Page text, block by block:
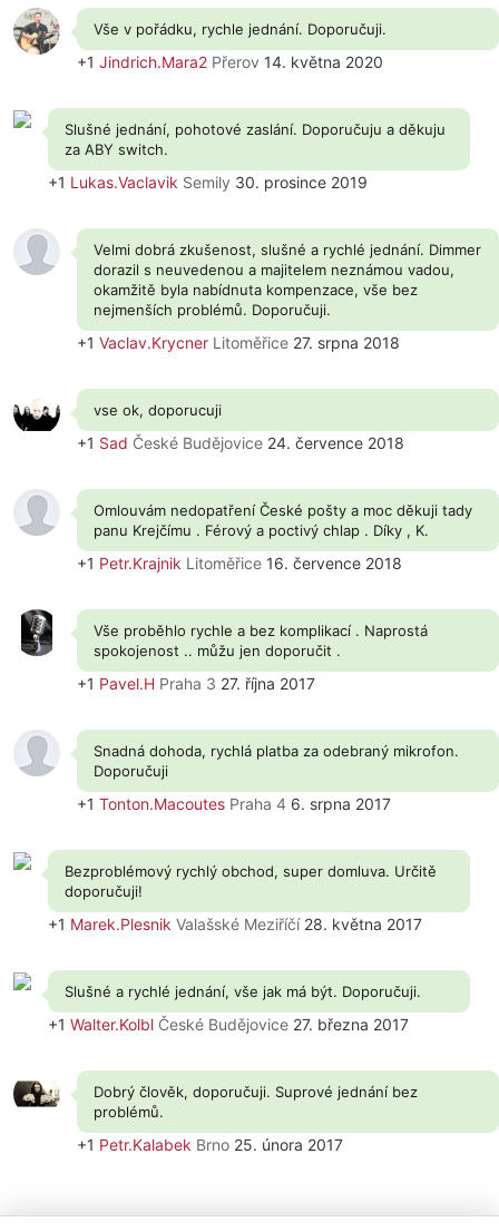
Vše v pořádku, rychle jednání. Doporučuji.
+1 Jindrich.Mara2 Přerov 14. května 2020
Slušné jednání, pohotové zaslání. Doporučuju a děkuju
za ABY switch.
+1 Lukas.Vaclavik Semily 30. prosince 2019
Velmi dobrá zkušenost, slušné a rychlé jednání. Dimmer
dorazil s neuvedenou a majitelem neznámou vadou,
okamžitě byla nabídnuta kompenzace, vše bez
nejmenších problémů. Doporučuji.
+1 Vaclav.Krycner Litoměřice 27. srpna 2018
vse ok, doporucuji
+1 Sad České Budějovice 24. července 2018
Omlouvám nedopatření České pošty a moc děkuji tady
panu Krejčímu . Férový a poctivý chlap . Díky , K.
+1 Petr.Krajnik Litoměřice 16. července 2018
Vše proběhlo rychle a bez komplikací . Naprostá
spokojenost .. můžu jen doporučit .
+1 Pavel.H Praha 3 27. října 2017
Snadná dohoda, rychlá platba za odebraný mikrofon.
Doporučuji
+1 Tonton.Macoutes Praha 4 6. srpna 2017
Bezproblémový rychlý obchod, super domluva. Určitě
doporučuji!
+1 Marek.Plesnik Valašské Meziříčí28. května 2017
Slušné a rychlé jednání, vše jak má být. Doporučuji.
+1 Walter.Kolbl České Budějovice 27. března 2017
Dobrý člověk, doporučuji. Suprové jednání bez
problémů.
+1 Petr.Kalabek Brno 25. února 2017